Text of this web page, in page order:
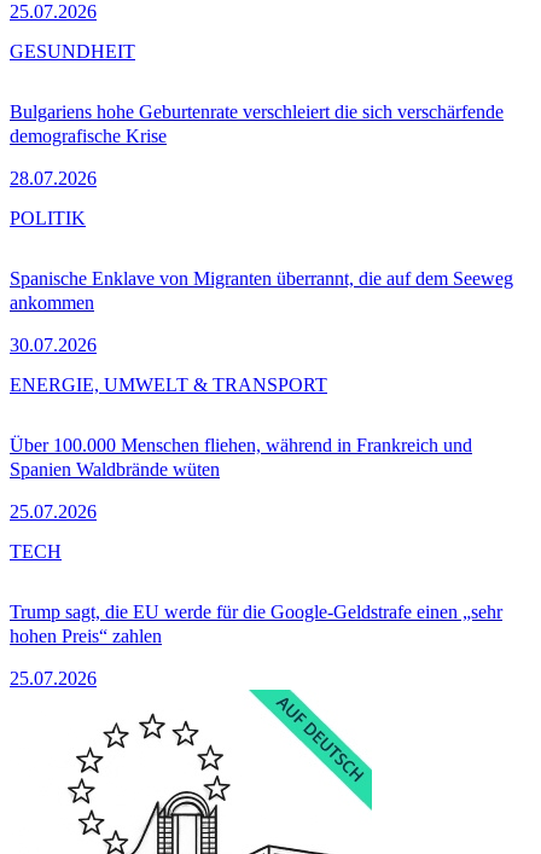
25.07.2026
Bulgariens hohe Geburtenrate verschleiert die sich verschärfende
demografische Krise
28.07.2026
GESUNDHEIT
Spanische Enklave von Migranten überrannt, die auf dem Seeweg
ankommen
30.07.2026
POLITIK
Über 100.000 Menschen fliehen, während in Frankreich und
Spanien Waldbrände wüten
25.07.2026
ENERGIE, UMWELT & TRANSPORT
Trump sagt, die EU werde für die Google-Geldstrafe einen „sehr
hohen Preis“ zahlen
25.07.2026
TECH